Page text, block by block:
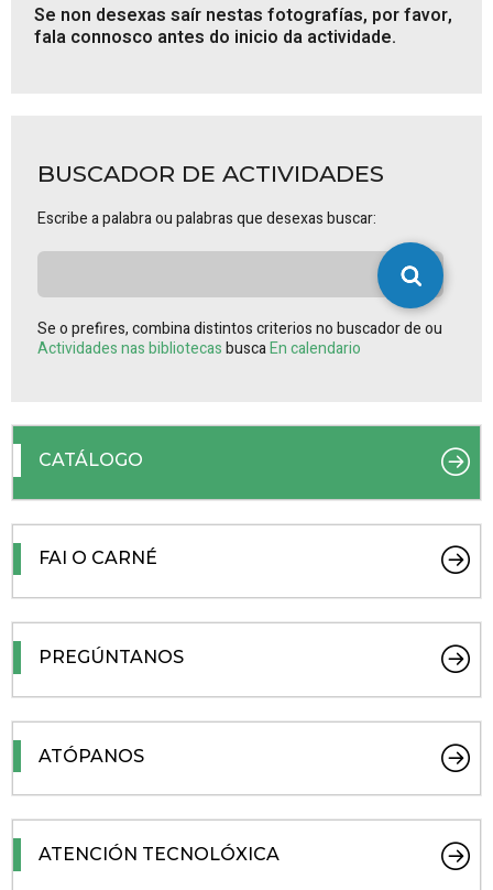
Se non desexas saír nestas fotografías, por favor,
fala connosco antes do inicio da actividade.
BUSCADOR DE ACTIVIDADES
Escribe a palabra ou palabras que desexas buscar:
Se o prefires, combina distintos criterios no buscador de ou
Actividades nas bibliotecasbuscaEn calendario
CATÁLOGO
FAI O CARNÉ
PREGÚNTANOS
ATÓPANOS
ATENCIÓN TECNOLÓXICA